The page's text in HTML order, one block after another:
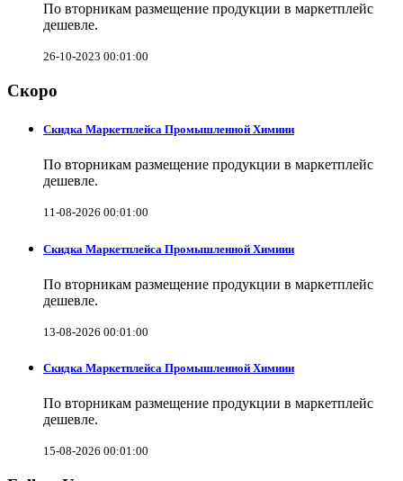
По вторникам размещение продукции в маркетплейс
дешевле.
26-10-2023 00:01:00
Скоро
Скидка Маркетплейса Промышленной Химиии
По вторникам размещение продукции в маркетплейс
дешевле.
11-08-2026 00:01:00
Скидка Маркетплейса Промышленной Химиии
По вторникам размещение продукции в маркетплейс
дешевле.
13-08-2026 00:01:00
Скидка Маркетплейса Промышленной Химиии
По вторникам размещение продукции в маркетплейс
дешевле.
15-08-2026 00:01:00